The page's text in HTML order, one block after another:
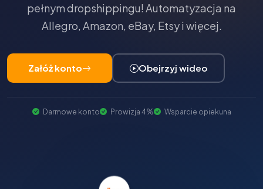
pełnym dropshippingu! Automatyzacja na
Allegro, Amazon, eBay, Etsy i więcej.
Załóż konto Obejrzyj wideo
Darmowe konto Prowizja 4% Wsparcie opiekuna